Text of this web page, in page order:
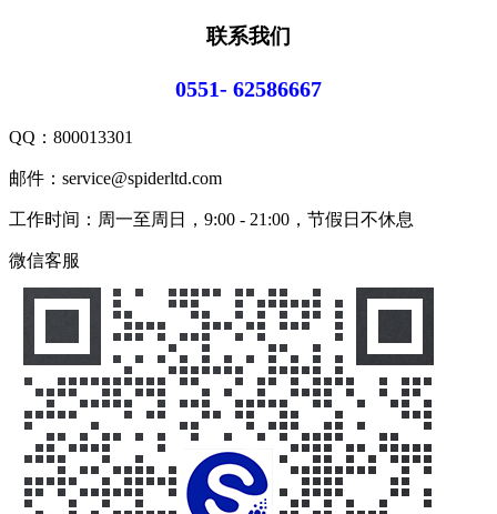
联系我们
0551- 62586667
QQ： 800013301
邮件：service@spiderltd.com
工作时间：周一至周日，9:00 - 21:00，节假日不休息
微信客服